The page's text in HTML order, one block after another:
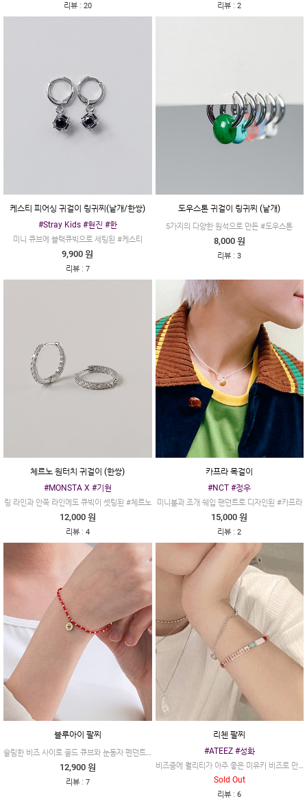
리뷰: 20 리뷰 :2
케스티 피어싱 귀걸이 링귀찌(낱개/한쌍)
#Stray Kids #현진 #한
미니 큐브에 블랙큐빅으로 세팅된 #케스티
9,900 원
리뷰: 7
도우스톤 귀걸이 링귀찌 (낱개)
5가지의 다양한 원석으로 만든 #도우스톤
8,000 원
리뷰 :3
체르노 원터치 귀걸이 (한쌍)
#MONSTA X #기현
링 라인과 안쪽 라인에도 큐빅이 셋팅된 #체르노
12,000 원
리뷰: 4
카프라 목걸이
#NCT #정우
미니볼과 조개 쉐입 팬던트로 디자인된 #카프라
15,000 원
리뷰 :2
블루아이 팔찌
슬림한 비즈 사이로 골드 큐브와 눈동자 펜던트로 디자인된 #블루아이
12,900 원
리뷰: 7
리첸 팔찌
#ATEEZ #성화
비즈중에 퀄리티가 아주 좋은 미유키 비즈로 만든 팔찌에요~
Sold Out
리뷰 :6